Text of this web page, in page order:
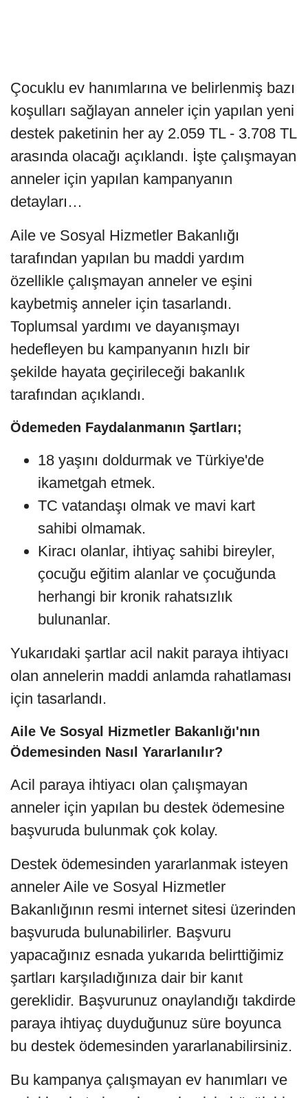
Çocuklu ev hanımlarına ve belirlenmiş bazı
koşulları sağlayan anneler için yapılan yeni
destek paketinin her ay 2.059 TL - 3.708 TL
arasında olacağı açıklandı. İşte çalışmayan
anneler için yapılan kampanyanın
detayları…
Aile ve Sosyal Hizmetler Bakanlığı
tarafından yapılan bu maddi yardım
özellikle çalışmayan anneler ve eşini
kaybetmiş anneler için tasarlandı.
Toplumsal yardımı ve dayanışmayı
hedefleyen bu kampanyanın hızlı bir
şekilde hayata geçirileceği bakanlık
tarafından açıklandı.
Ödemeden Faydalanmanın Şartları;
18 yaşını doldurmak ve Türkiye'de
ikametgah etmek.
TC vatandaşı olmak ve mavi kart
sahibi olmamak.
Kiracı olanlar, ihtiyaç sahibi bireyler,
çocuğu eğitim alanlar ve çocuğunda
herhangi bir kronik rahatsızlık
bulunanlar.
Yukarıdaki şartlar acil nakit paraya ihtiyacı
olan annelerin maddi anlamda rahatlaması
için tasarlandı.
Aile Ve Sosyal Hizmetler Bakanlığı'nın
Ödemesinden Nasıl Yararlanılır?
Acil paraya ihtiyacı olan çalışmayan
anneler için yapılan bu destek ödemesine
başvuruda bulunmak çok kolay.
Destek ödemesinden yararlanmak isteyen
anneler Aile ve Sosyal Hizmetler
Bakanlığının resmi internet sitesi üzerinden
başvuruda bulunabilirler. Başvuru
yapacağınız esnada yukarıda belirttiğimiz
şartları karşıladığınıza dair bir kanıt
gereklidir. Başvurunuz onaylandığı takdirde
paraya ihtiyaç duyduğunuz süre boyunca
bu destek ödemesinden yararlanabilirsiniz.
Bu kampanya çalışmayan ev hanımları ve